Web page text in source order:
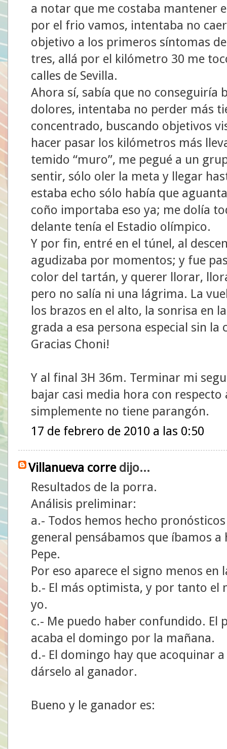
a notar que me costaba mantener
por el frio vamos, intentaba no
objetivo a los primeros síntomas
tres, allá por el kilómetro 30 me
calles de Sevilla.
Ahora sí, sabía que no conseguiría
dolores, intentaba no perder más
concentrado, buscando objetivos
hacer pasar los kilómetros más
temido “muro”, me pegué a un
sentir, sólo oler la meta y llegar
estaba echo sólo había que
coño importaba eso ya; me dolía
delante tenía el Estadio olímpico.
Y por fin, entré en el túnel, al
agudizaba por momentos; y fue
color del tartán, y querer llorar,
pero no salía ni una lágrima. La
los brazos en el alto, la sonrisa en
grada a esa persona especial sin
Gracias Choni!
Y al final 3H 36m. Terminar mi
bajar casi media hora con
simplemente no tiene parangón.
17 de febrero de 2010 a las 0:50
Villanueva corredijo...
Resultados de la porra.
Análisis preliminar:
a.- Todos hemos hecho
general pensábamos que íbamos
Pepe.
Por eso aparece el signo menos en
b.- El más optimista, y por tanto el
yo.
c.- Me puedo haber confundido. El
acaba el domingo por la mañana.
d.- El domingo hay que acoquinar
dárselo al ganador.
Bueno y le ganador es: